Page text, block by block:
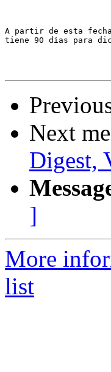
A partir de esta
tiene 90 días para
Next
Digest,
]
More
list